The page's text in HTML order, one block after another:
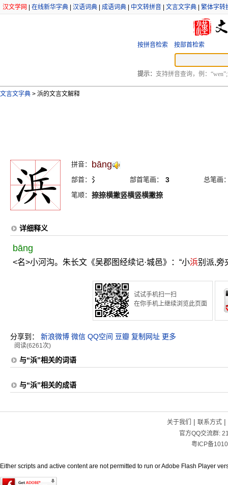
汉文学网 在线新华字典 汉语词典 成语词典 中文转拼音 文言文字典 繁体字转
按拼音检索 按部首检索
提示： 支持拼音查询，例：
文言文字典 > 浜的文言文解释
拼音： bāng
部首： 氵 部首笔画： 3
总笔画
笔顺： 捺捺横撇竖横竖横撇捺
详细释义
bāng
<名>小河沟。朱长文《吴郡图经续记·城邑》：“小浜别派,旁
试试手机扫一扫
在你手机上继续浏览此页面
分享到： 新浪微博 微信 QQ空间 豆瓣 复制网址 更多
阅读(6261次)
与“浜”相关的词语
与“浜”相关的成语
关于我们 | 联系方式|
官方QQ交流群:
粤ICP备
Either scripts and active content are not permitted to run or Adobe Flash Player